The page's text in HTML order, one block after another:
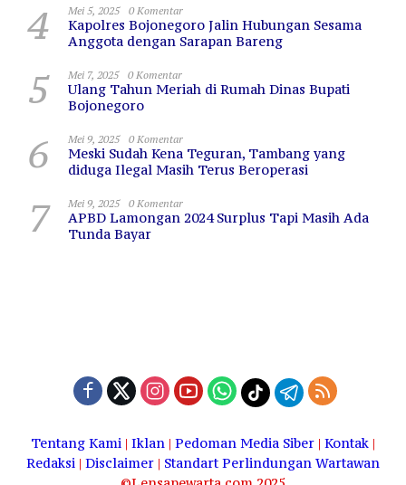
4 Mei 5, 2025 0 Komentar
Kapolres Bojonegoro Jalin Hubungan Sesama
Anggota dengan Sarapan Bareng
5 Mei 7, 2025 0 Komentar
Ulang Tahun Meriah di Rumah Dinas Bupati
Bojonegoro
6 Mei 9, 2025 0 Komentar
Meski Sudah Kena Teguran, Tambang yang
diduga Ilegal Masih Terus Beroperasi
7 Mei 9, 2025 0 Komentar
APBD Lamongan 2024 Surplus Tapi Masih Ada
Tunda Bayar
Tentang Kami | Iklan | Pedoman Media Siber | Kontak |
Redaksi | Disclaimer | Standart Perlindungan Wartawan